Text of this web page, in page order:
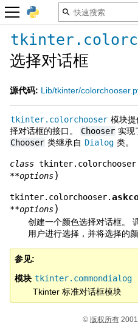
选择对话框
源代码: Lib/tkinter/
tkinter.colorchooser 模块提
择对话框的接口。
Chooser 实现
Chooser 类继承自 Dialog 类。
class
**options)
tkinter.colorchooser.
**options)
创建一个颜色选择对话框。
用户进行选择，并将选择的
参见
模块 tkinter.commondialog
Tkinter 标准对话框模块
© 版权所有